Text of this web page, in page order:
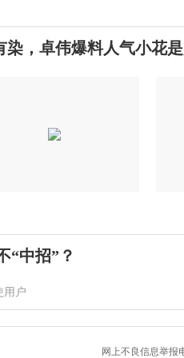
，卓伟爆料人气小花
“中招”？
用户
网上不良信息举